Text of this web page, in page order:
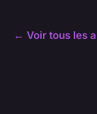
← Voir tous les